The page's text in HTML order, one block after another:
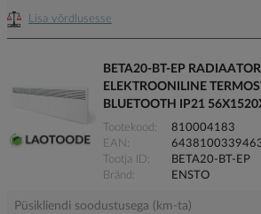
Lisa võrdlusesse
BETA20-BT-EP
ELEKTROONILINE
BLUETOOTH IP21
Tootekood
810004183
EAN
Tootja ID
BETA20-BT-EP
Bränd
ENSTO
Püsikliendi soodustusega (km-ta)